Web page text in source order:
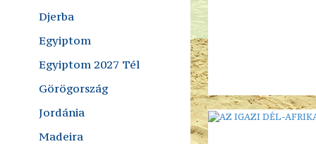
Djerba
Egyiptom
Egyiptom 2027 Tél
Görögország
Jordánia
Madeira